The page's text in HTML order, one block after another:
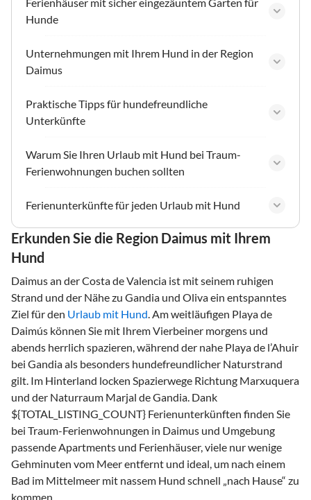
Ferienhäuser mit sicher eingezäuntem Garten für
Hunde
Unternehmungen mit Ihrem Hund in der Region
Daimus
Praktische Tipps für hundefreundliche
Unterkünfte
Warum Sie Ihren Urlaub mit Hund bei Traum-
Ferienwohnungen buchen sollten
Ferienunterkünfte für jeden Urlaub mit Hund
Erkunden Sie die Region Daimus mit Ihrem
Hund
Daimus an der Costa de Valencia ist mit seinem ruhigen
Strand und der Nähe zu Gandia und Oliva ein entspanntes
Ziel für den Urlaub mit Hund. Am weitläufigen Playa de
Daimús können Sie mit Ihrem Vierbeiner morgens und
abends herrlich spazieren, während der nahe Playa de l’Ahuir
bei Gandia als besonders hundefreundlicher Naturstrand
gilt. Im Hinterland locken Spazierwege Richtung Marxuquera
und der Naturraum Marjal de Gandia. Dank
${TOTAL_LISTING_COUNT} Ferienunterkünften finden Sie
bei Traum-Ferienwohnungen in Daimus und Umgebung
passende Apartments und Ferienhäuser, viele nur wenige
Gehminuten vom Meer entfernt und ideal, um nach einem
Bad im Mittelmeer mit nassem Hund schnell „nach Hause“ zu
kommen.